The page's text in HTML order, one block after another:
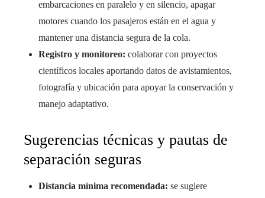
embarcaciones en paralelo y en silencio, apagar
motores cuando los pasajeros están en el agua y
mantener una distancia segura de la cola.
Registro y monitoreo: colaborar con proyectos
científicos locales aportando datos de avistamientos,
fotografía y ubicación para apoyar la conservación y
manejo adaptativo.
Sugerencias técnicas y pautas de
separación seguras
Distancia mínima recomendada: se sugiere